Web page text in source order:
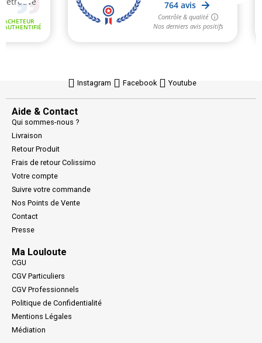
Instagram Facebook Youtube
Aide & Contact
Qui sommes-nous ?
Livraison
Retour Produit
Frais de retour Colissimo
Votre compte
Suivre votre commande
Nos Points de Vente
Contact
Presse
Ma Louloute
CGU
CGV Particuliers
CGV Professionnels
Politique de Confidentialité
Mentions Légales
Médiation